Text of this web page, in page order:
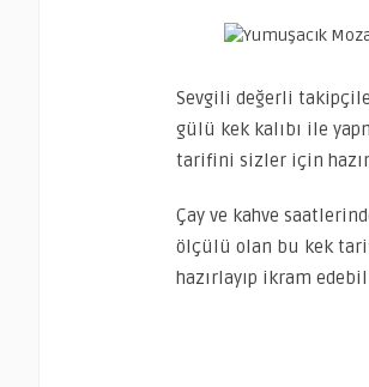
Sevgili değerli
gülü kek kalıbı ile
tarifini sizler için
Çay ve kahve
ölçülü olan bu kek
hazırlayıp ikram